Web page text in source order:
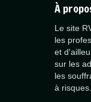
À
Le site
les
et
sur les
les
à risques.